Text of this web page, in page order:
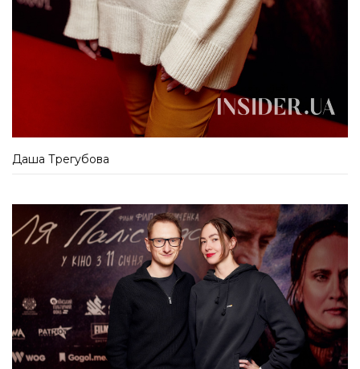
Даша Трегубова